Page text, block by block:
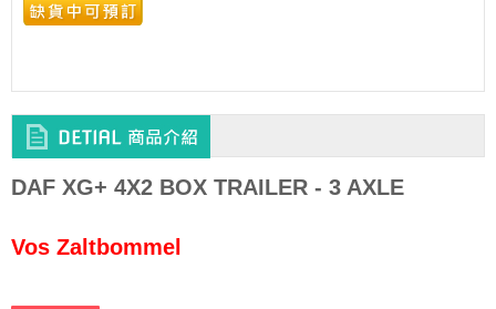
DAF XG+ 4X2 BOX TRAILER - 3 AXLE
Vos Zaltbommel